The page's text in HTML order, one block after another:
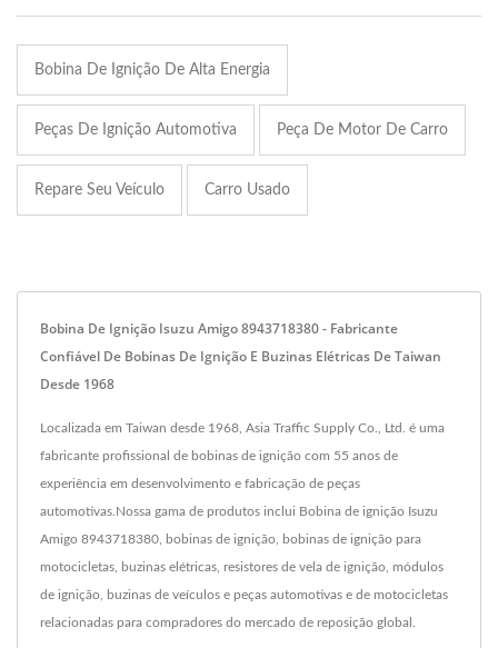
Bobina De Ignição De Alta Energia
Peças De Ignição Automotiva Peça De Motor De Carro
Repare Seu Veículo Carro Usado
Bobina De Ignição Isuzu Amigo 8943718380 - Fabricante
Confiável De Bobinas De Ignição E Buzinas Elétricas De Taiwan
Desde 1968
Localizada em Taiwan desde 1968, Asia Traffic Supply Co., Ltd. é uma
fabricante profissional de bobinas de ignição com 55 anos de
experiência em desenvolvimento e fabricação de peças
automotivas.Nossa gama de produtos inclui Bobina de ignição Isuzu
Amigo 8943718380, bobinas de ignição, bobinas de ignição para
motocicletas, buzinas elétricas, resistores de vela de ignição, módulos
de ignição, buzinas de veículos e peças automotivas e de motocicletas
relacionadas para compradores do mercado de reposição global.